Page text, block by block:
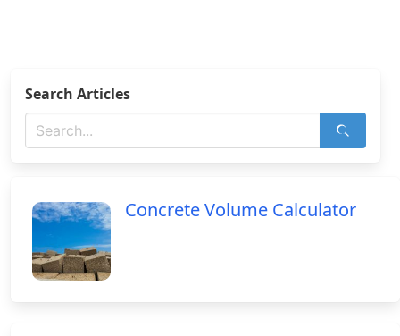
Search Articles
Concrete Volume Calculator